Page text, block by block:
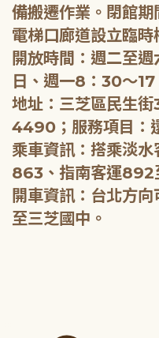
備搬遷作業。閉館
電梯口廊道設立臨時
開放時間：週二至
日、週一8：30～
地址：三芝區民生
4490；服務項目：
乘車資訊：搭乘淡
863、指南客運892
開車資訊：台北方
至三芝國中。